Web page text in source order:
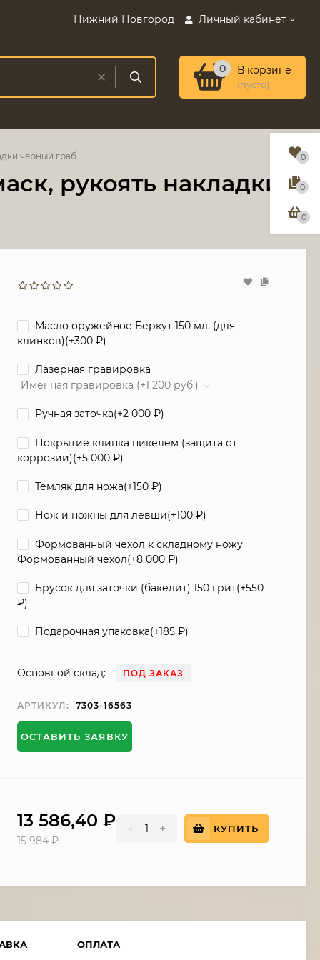
Нижний Новгород Личный кабинет
0 В корзине
(пусто)
черный граб
рукоять накладки
Масло оружейное Беркут 150 мл. (для
клинков)(+300₽)
Лазерная гравировка
Именная гравировка (+1 200 руб.)
Ручная заточка(+2 000₽)
Покрытие клинка никелем (защита от
коррозии)(+5 000₽)
Темляк для ножа(+150₽)
Нож и ножны для левши(+100₽)
Формованный чехол к складному ножу
Формованный чехол(+8 000₽)
Брусок для заточки (бакелит) 150 грит(+550
₽)
Подарочная упаковка(+185₽)
Основной склад: ПОД ЗАКАЗ
АРТИКУЛ: 7303-16563
ОСТАВИТЬ ЗАЯВКУ
13 586,40₽
15 984₽
- + КУПИТЬ
ОПЛАТА
0
0
0